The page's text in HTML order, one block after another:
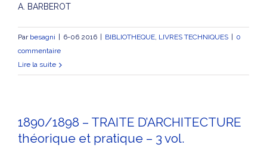
A. BARBEROT
Par besagni 6-06 2016 BIBLIOTHEQUE, LIVRES TECHNIQUES
0
commentaire
Lire la suite
1890/1898 – TRAITE D’ARCHITECTURE
théorique et pratique – 3 vol.